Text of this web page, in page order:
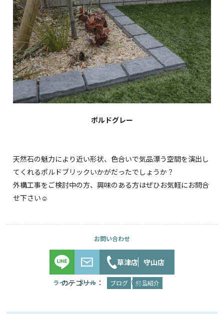
ポルドグレー
天然石の魅力により近い形状、色合いで気品漂う空間を演出し
てくれるポルドブリックいかがだったでしょうか？
外構工事をご検討中の方、興味のある方はぜひお気軽にお問合
せ下さい☺︎
草津店 守山店
カテゴリー： ブログ 商品紹介